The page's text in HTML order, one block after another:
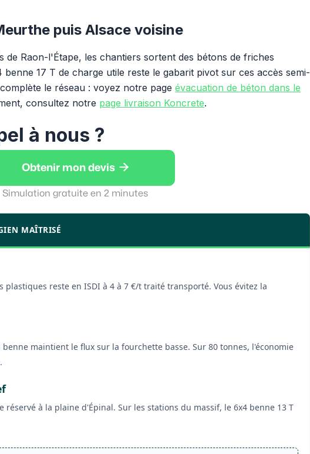
puis Alsace voisine
de Raon-l'Étape, les chantiers sortent des bétons de friches
17 T de charge utile reste le gabarit pivot sur ces accès semi-
le réseau : voyez notre pageévacuation de béton dans le
consultez notre page livraison Koncrete.
à nous ?
Obtenir mon devis 
Simulation gratuite en 2 minutes
MAÎTRISÉ
reste en ISDI à 4 à 7 €/t traité transporté. Vous évitez la
maintient le flux sur la fourchette basse. Sur 80 tonnes, l'économie
réservé à la plaine d'Épinal. Sur les stations du massif, le 6x4 benne 13 T